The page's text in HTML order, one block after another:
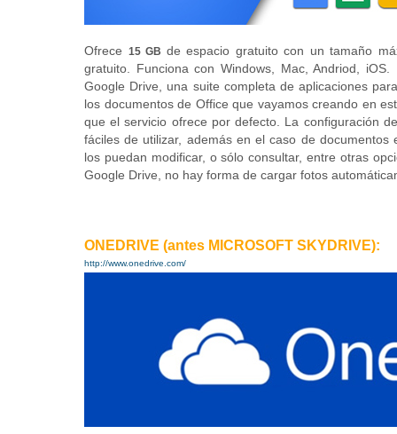
Ofrece 15 GB de espacio gratuito con un tamaño
gratuito. Funciona con Windows, Mac, Andriod,
Google Drive, una suite completa de aplicaciones
los documentos de Office que vayamos creando en
que el servicio ofrece por defecto. La configuración
fáciles de utilizar, además en el caso de
los puedan modificar, o sólo consultar, entre otras
Google Drive, no hay forma de cargar fotos
ONEDRIVE (antes MICROSOFT SKYDRIVE):
http://www.onedrive.com/